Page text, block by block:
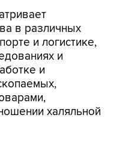
в различных
и логистике,
и
и
халяльной